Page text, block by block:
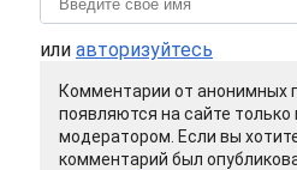
или авторизуйтесь
Комментарии от анонимных
появляются на сайте только
модератором. Если вы
комментарий был